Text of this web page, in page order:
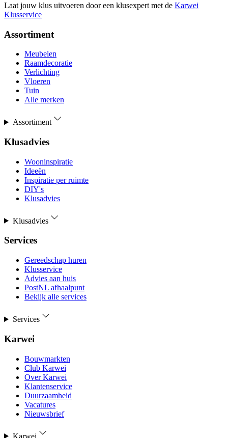
Laat jouw klus uitvoeren door een klusexpert met de Karwei
Klusservice
Assortiment
Meubelen
Raamdecoratie
Verlichting
Vloeren
Tuin
Alle merken
Assortiment
Klusadvies
Wooninspiratie
Ideeën
Inspiratie per ruimte
DIY's
Klusadvies
Klusadvies
Services
Gereedschap huren
Klusservice
Advies aan huis
PostNL afhaalpunt
Bekijk alle services
Services
Karwei
Bouwmarkten
Club Karwei
Over Karwei
Klantenservice
Duurzaamheid
Vacatures
Nieuwsbrief
Karwei